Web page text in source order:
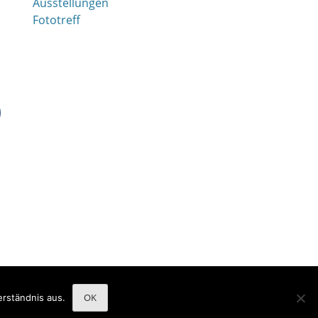
Fototreff
aus. OK